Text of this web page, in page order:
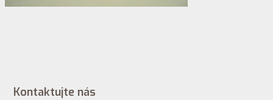
Kontaktujte nás